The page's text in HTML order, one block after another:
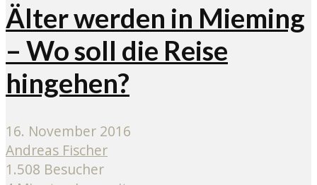
Älter werden in Mieming
– Wo soll die Reise
hingehen?
16. November 2016
Andreas Fischer
1.508 Besucher